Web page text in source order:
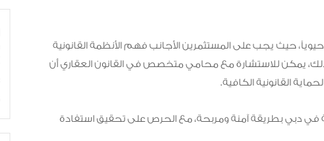
حيث يجب على المستثمرين الأجانب فهم الأنظمة القانونية
يمكن للاستشارة مع محامي متخصص في القانون العقاري أن
القانونية الكافية.
في دبي بطريقة آمنة ومربحة، مع الحرص على تحقيق استفادة